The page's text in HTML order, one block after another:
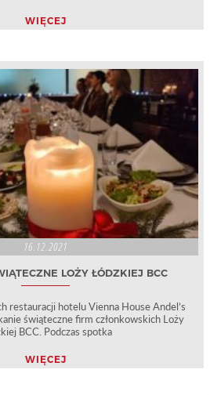
WIĘCEJ
16.12.2021
LOŻY ŁÓDZKIEJ BCC
restauracji hotelu Vienna House Andel’s
świąteczne firm członkowskich Loży
BCC. Podczas spotka
WIĘCEJ